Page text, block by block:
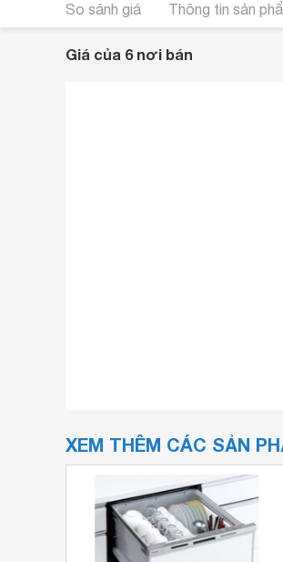
So sánh giá Thông tin sản
Giá của 6 nơi bán
XEM THÊM CÁC SẢN